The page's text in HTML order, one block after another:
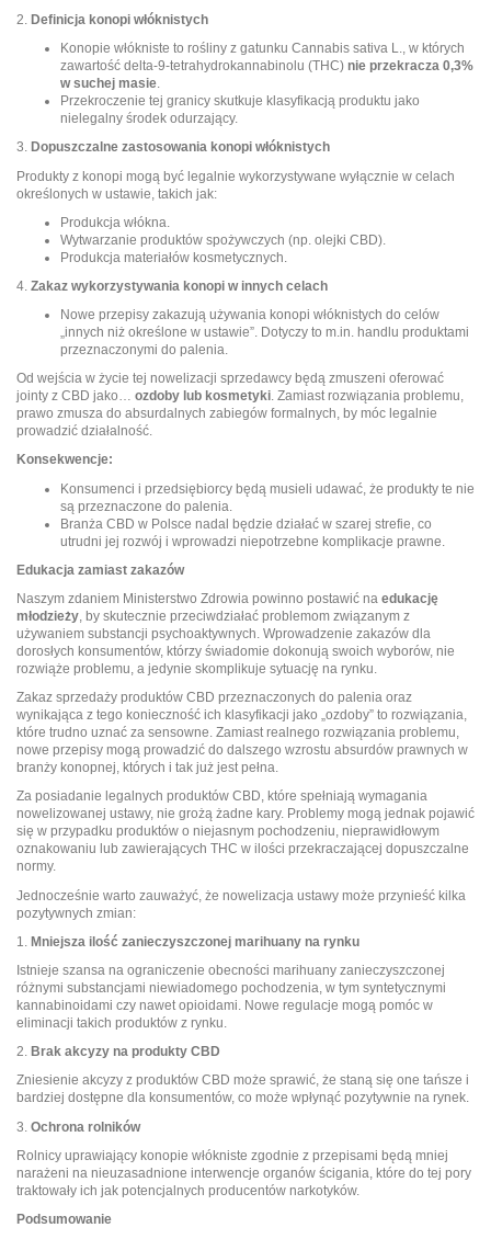
2. Definicja konopi włóknistych
Konopie włókniste to rośliny z gatunku Cannabis sativa L., w których
zawartość delta-9-tetrahydrokannabinolu (THC) nie przekracza 0,3%
w suchej masie.
Przekroczenie tej granicy skutkuje klasyfikacją produktu jako
nielegalny środek odurzający.
3. Dopuszczalne zastosowania konopi włóknistych
Produkty z konopi mogą być legalnie wykorzystywane wyłącznie w celach
określonych w ustawie, takich jak:
Produkcja włókna.
Wytwarzanie produktów spożywczych (np. olejki CBD).
Produkcja materiałów kosmetycznych.
4. Zakaz wykorzystywania konopi w innych celach
Nowe przepisy zakazują używania konopi włóknistych do celów
„innych niż określone w ustawie”. Dotyczy to m.in. handlu produktami
przeznaczonymi do palenia.
Od wejścia w życie tej nowelizacji sprzedawcy będą zmuszeni oferować
jointy z CBD jako… ozdoby lub kosmetyki. Zamiast rozwiązania problemu,
prawo zmusza do absurdalnych zabiegów formalnych, by móc legalnie
prowadzić działalność.
Konsekwencje:
Konsumenci i przedsiębiorcy będą musieli udawać, że produkty te nie
są przeznaczone do palenia.
Branża CBD w Polsce nadal będzie działać w szarej strefie, co
utrudni jej rozwój i wprowadzi niepotrzebne komplikacje prawne.
Edukacja zamiast zakazów
Naszym zdaniem Ministerstwo Zdrowia powinno postawić na edukację
młodzieży, by skutecznie przeciwdziałać problemom związanym z
używaniem substancji psychoaktywnych. Wprowadzenie zakazów dla
dorosłych konsumentów, którzy świadomie dokonują swoich wyborów, nie
rozwiąże problemu, a jedynie skomplikuje sytuację na rynku.
Zakaz sprzedaży produktów CBD przeznaczonych do palenia oraz
wynikająca z tego konieczność ich klasyfikacji jako „ozdoby” to rozwiązania,
które trudno uznać za sensowne. Zamiast realnego rozwiązania problemu,
nowe przepisy mogą prowadzić do dalszego wzrostu absurdów prawnych w
branży konopnej, których i tak już jest pełna.
Za posiadanie legalnych produktów CBD, które spełniają wymagania
nowelizowanej ustawy, nie grożą żadne kary. Problemy mogą jednak pojawić
się w przypadku produktów o niejasnym pochodzeniu, nieprawidłowym
oznakowaniu lub zawierających THC w ilości przekraczającej dopuszczalne
normy.
Jednocześnie warto zauważyć, że nowelizacja ustawy może przynieść kilka
pozytywnych zmian:
1. Mniejsza ilość zanieczyszczonej marihuany na rynku
Istnieje szansa na ograniczenie obecności marihuany zanieczyszczonej
różnymi substancjami niewiadomego pochodzenia, w tym syntetycznymi
kannabinoidami czy nawet opioidami. Nowe regulacje mogą pomóc w
eliminacji takich produktów z rynku.
2. Brak akcyzy na produkty CBD
Zniesienie akcyzy z produktów CBD może sprawić, że staną się one tańsze i
bardziej dostępne dla konsumentów, co może wpłynąć pozytywnie na rynek.
3. Ochrona rolników
Rolnicy uprawiający konopie włókniste zgodnie z przepisami będą mniej
narażeni na nieuzasadnione interwencje organów ścigania, które do tej pory
traktowały ich jak potencjalnych producentów narkotyków.
Podsumowanie